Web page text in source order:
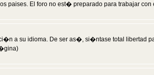
paises. El foro no est� preparado para trabajar con
a su idioma. De ser as�, si�ntase total libertad